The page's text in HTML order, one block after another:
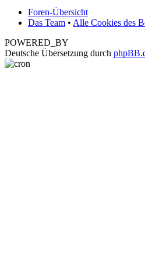
Foren-Übersicht
Das Team • Alle Cookies des
POWERED_BY
Deutsche Übersetzung durch